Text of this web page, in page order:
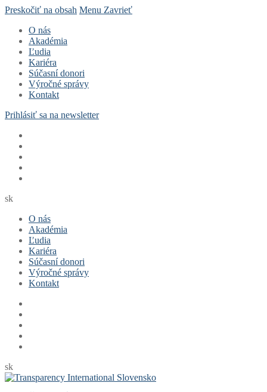
Preskočiť na obsah Menu Zavrieť
O nás
Akadémia
Ľudia
Kariéra
Súčasní donori
Výročné správy
Kontakt
Prihlásiť sa na newsletter
sk
O nás
Akadémia
Ľudia
Kariéra
Súčasní donori
Výročné správy
Kontakt
sk